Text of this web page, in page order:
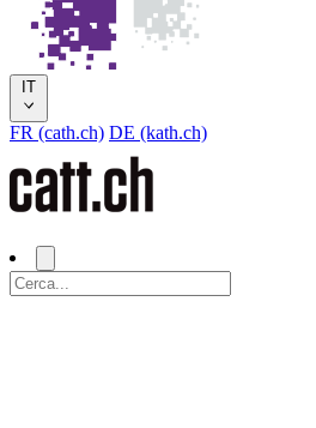
IT
FR (cath.ch) DE (kath.ch)